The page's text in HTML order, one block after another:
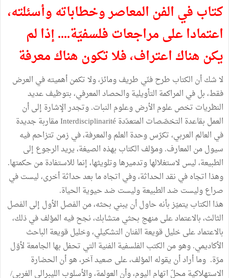
كتاب في الفن المعاصر وخطاباته وأسئلته،
اعتمادا على مراجعات فلسفيّة.... إذا لم
يكن هناك اعتراف، فلا تكون هناك معرفة
لا شك أن الكتاب طرح فنّي طريف ومائز، ولا تكمن أهميته في العرض
فقط، بل في المراكمة التأويلية والحصاد المعرفي، بتوظيف عديد
النظريات تخص علوم الأرض وعلوم النبات. وتجدر الإشارة إلى أن
العمل بقاعدة التخصّصات المتعدّدة Interdisciplinarité مقاربة جديدة
في العالم العربي، تكرّس وحدة العلم والمعرفة، في زمن تتزاحم فيه
سيول من المعارف. ومؤلف الكتاب بهذه الصيغة، يريد الرجوع إلى
الطبيعة، ليس لاستغلالها وتدميرها وتلويثها، إنما للاستفادة من حكمتها.
وهذا اتجاه في نقد الحداثة، وفي اتجاه ما بعد حداثة أخرى، ليست في
صراع وليست ضد الطبيعة وليست ضد حيوية الحياة.
هذا الكتاب يتميّز بأنه حاول أن يبني بحثه، من الفصل الأول إلى الفصل
الثالث، بالاعتماد على منهج بحثي متشابك، نجح فيه المؤلف في ذلك،
بالاعتماد على خليل قويعة الفنان التشكيلي، وخليل قويعة الباحث
الأكاديمي. وهو من الكتب الفلسفية الفنية التي تحفل بها الجامعة لأوّل
مرّة. وما أراد أن يقوله المؤلف، على صعيد آخر، هو أن الحضارة
الاستهلاكية محلّ اتهام اليوم، وأن العولمة، والأسلوب الليبرالي الغربي/